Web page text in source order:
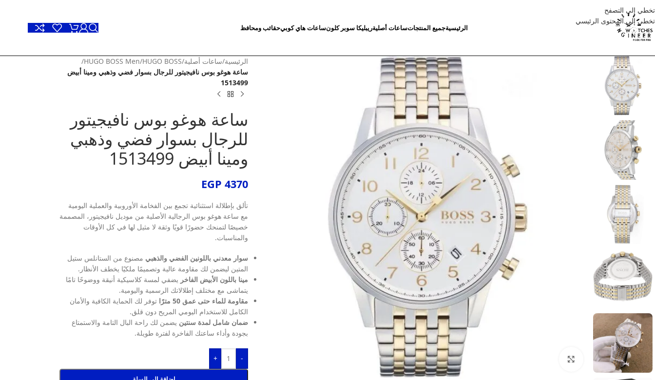
تخطي إلى التصفح
تخطي إلى المحتوى الرئيسي
الرئيسيةجميع المنتجاتساعات أصليةريبليكا سوبر كلونساعات هاي كوبيحقائب ومحافظ
الرئيسية/ساعات أصلية/
HUGO BOSS
/
HUGO BOSS Men
/
ساعة هوغو بوس نافيجيتور للرجال بسوار فضي وذهبي ومينا أبيض
1513499
ساعة هوغو بوس نافيجيتور
للرجال بسوار فضي وذهبي
ومينا أبيض 1513499
EGP 4370
تألق بإطلالة استثنائية تجمع بين الفخامة الأوروبية والعملية اليومية
مع ساعة هوغو بوس الرجالية الأصلية من موديل نافيجيتور، المصممة
خصيصًا لتمنحك حضورًا قويًا وثقة لا مثيل لها في كل الأوقات
والمناسبات.
سوار معدني باللونين الفضي والذهبي مصنوع من الستانلس ستيل
المتين ليضمن لك مقاومة عالية وتصميمًا ملكيًا يخطف الأنظار.
مينا باللون الأبيض الفاخر يضفي لمسة كلاسيكية أنيقة ووضوحًا تامًا
يتماشى مع مختلف إطلالاتك الرسمية واليومية.
مقاومة للماء حتى عمق 50 مترًا
توفر لك الحماية الكافية والأمان
الكامل للاستخدام اليومي المريح دون قلق.
ضمان شامل لمدة سنتين يضمن لك راحة البال التامة والاستمتاع
بجودة وأداء ساعتك الفاخرة لفترة طويلة.
-
+